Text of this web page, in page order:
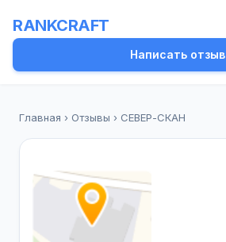
RANKCRAFT
Написать отзыв
Главная › Отзывы › СЕВЕР-СКАН